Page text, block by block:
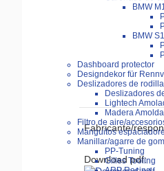
BMW
BMW
Dashboard protector
Designdekor für
Deslizadores de rodilla
Deslizadores
Lightech
Madera
Filtro de aire/
Manguitos
Manillar/agarre de
PP-Tuning
Gilles Tooling
Fabricante/
Download pdf: